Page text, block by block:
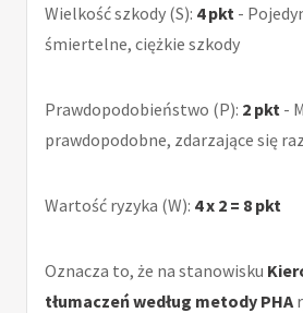
Wielkość szkody (S): 4 pkt -
śmiertelne, ciężkie szkody
Prawdopodobieństwo (P): 2 pkt -
prawdopodobne, zdarzające się
Wartość ryzyka (W): 4 x 2 = 8 pkt
Oznacza to, że na stanowisku
tłumaczeń według metody PHA